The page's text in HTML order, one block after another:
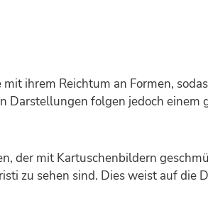
ihrem Reichtum an Formen,
Darstellungen folgen jedoch einem
der mit Kartuschenbildern
zu sehen sind. Dies weist auf die